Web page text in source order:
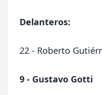
Delanteros:
22 - Roberto
9 - Gustavo Gotti